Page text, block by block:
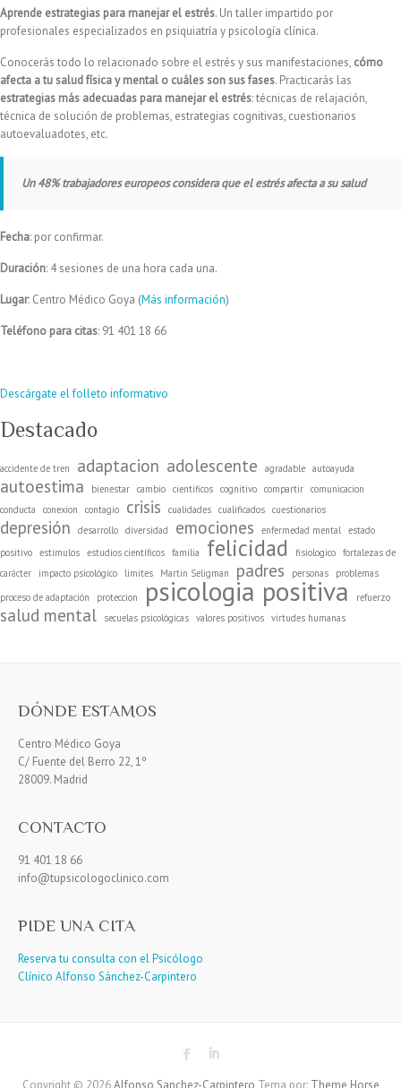
Aprende estrategias para manejar el estrés. Un taller impartido por
profesionales especializados en psiquiatría y psicología clínica.
Conocerás todo lo relacionado sobre el estrés y sus manifestaciones, cómo
afecta a tu salud física y mental o cuáles son sus fases. Practicarás las
estrategias más adecuadas para manejar el estrés: técnicas de relajación,
técnica de solución de problemas, estrategias cognitivas, cuestionarios
autoevaluadotes, etc.
Un 48% trabajadores europeos considera que el estrés afecta a su salud
Fecha: por confirmar.
Duración: 4 sesiones de una hora cada una.
Lugar: Centro Médico Goya (Más información)
Teléfono para citas: 91 401 18 66
Descárgate el folleto informativo
Destacado
accidente de tren adaptacion adolescente agradable autoayuda
autoestima bienestar cambio cientificos cognitivo compartir comunicacion
conducta
conexion contagio crisis cualidades cualificados cuestionarios
depresión desarrollo diversidad emociones enfermedad mental estado
positivo estimulos estudios científicos familia felicidad fisiologico fortalezas de
carácter
impacto psicológico limites Martin Seligman padres personas
problemas
proceso de adaptación
proteccion psicologia positiva refuerzo
salud mental secuelas psicológicas valores positivos virtudes humanas
DÓNDE ESTAMOS
Centro Médico Goya
C/ Fuente del Berro 22, 1º
28009. Madrid
CONTACTO
91 401 18 66
info@tupsicologoclinico.com
PIDE UNA CITA
Reserva tu consulta con el Psicólogo
Clínico Alfonso Sánchez-Carpintero
Copyright © 2026Alfonso Sanchez-Carpintero Tema por: Theme Horse